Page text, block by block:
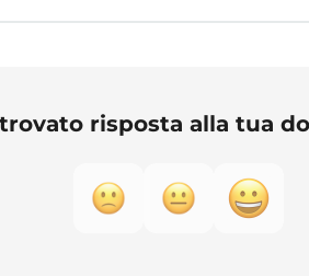
risposta alla tua